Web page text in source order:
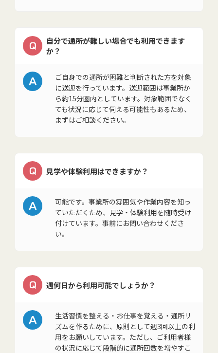
Q
自分で通所が難しい場合でも利用できます
か？
A
ご自身での通所が困難と判断された方を対象
に送迎を行っています。送迎範囲は事業所か
ら約15分圏内としています。対象範囲でなく
ても状況に応じて伺える可能性もあるため、
まずはご相談ください。
Q 見学や体験利用はできますか？
A
可能です。事業所の雰囲気や作業内容を知っ
ていただくため、見学・体験利用を随時受け
付けています。事前にお問い合わせくださ
い。
Q 週何日から利用可能でしょうか？
A
生活習慣を整える・お仕事を覚える・通所リ
ズムを作るために、原則として週3回以上の利
用をお願いしています。ただし、ご利用者様
の状況に応じて段階的に通所回数を増やすこ